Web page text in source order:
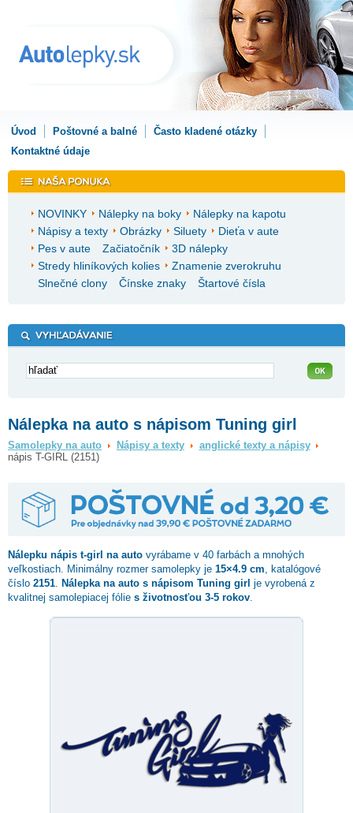
Úvod Poštovné a balné
Často kladené otázky
Kontaktné údaje
NOVINKY Nálepky na boky
Nálepky na kapotu
Nápisy a texty
Obrázky Siluety
Dieťa v aute
Pes v aute
Začiatočník
3D nálepky
Stredy hliníkových kolies
Znamenie zverokruhu
Slnečné clony
Čínske znaky Štartové čísla
Nálepka na auto s nápisom Tuning girl
Samolepky na auto Nápisy a texty
anglické texty a nápisy
nápis T-GIRL (2151)
Nálepku nápis t-girl na auto vyrábame v 40 farbách a mnohých
veľkostiach. Minimálny rozmer samolepky je 15×4.9 cm , katalógové
číslo 2151 Nálepka na auto s nápisom Tuning girl je vyrobená z
kvalitnej samolepiacej fólie s životnosťou 3-5 rokov